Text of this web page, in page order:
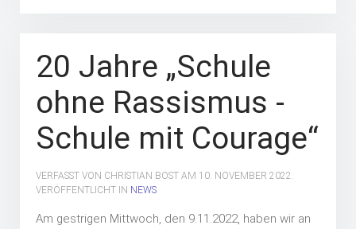
20 Jahre „Schule
ohne Rassismus -
Schule mit Courage“
VERFASST VON CHRISTIAN BOST AM 10. NOVEMBER 2022.
VERÖFFENTLICHT IN NEWS
Am gestrigen Mittwoch, den 9.11.2022, haben wir an